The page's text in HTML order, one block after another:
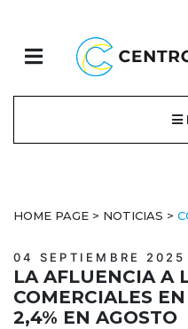
HOME PAGE > NOTICIAS >
04 SEPTIEMBRE 2025
LA AFLUENCIA A
COMERCIALES
2,4% EN AGOSTO